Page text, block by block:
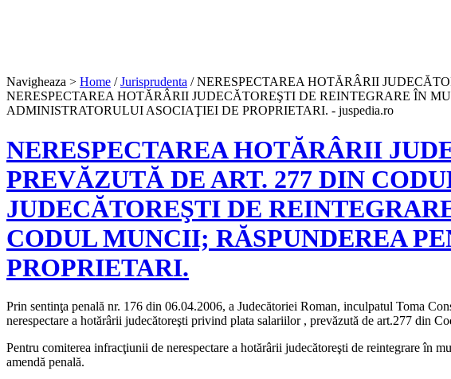
Navigheaza > Home /Jurisprudenta / NERESPECTAREA HOTĂRÂRII
NERESPECTAREA HOTĂRÂRII JUDECĂTOREŞTI DE REINTEGRARE ÎN
ADMINISTRATORULUI ASOCIAŢIEI DE PROPRIETARI. - juspedia.ro
NERESPECTAREA HOTĂRÂRII
PREVĂZUTĂ DE ART. 277 DIN
JUDECĂTOREŞTI DE
CODUL MUNCII; RĂSPUNDEREA
PROPRIETARI.
Prin sentinţa penală nr. 176 din 06.04.2006, a Judecătoriei Roman, inculpatul Toma
nerespectare a hotărârii judecătoreşti privind plata salariilor , prevăzută de art.277 din
Pentru comiterea infracţiunii de nerespectare a hotărârii judecătoreşti de reintegrare
amendă penală.